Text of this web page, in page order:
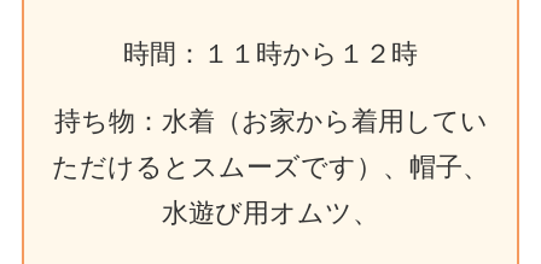
時間：１１時から１２時
持ち物：水着（お家から着用してい
ただけるとスムーズです）、帽子、
水遊び用オムツ、